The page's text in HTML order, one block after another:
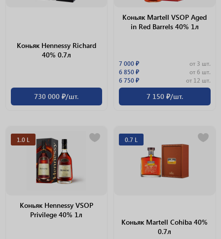
Коньяк Hennessy Richard
40% 0.7л
730 000 ₽/шт.
Коньяк Martell VSOP Aged
in Red Barrels 40% 1л
7 000 ₽
от 3 шт.
6 850 ₽
от 6 шт.
6 750 ₽
от 12 шт.
7 150 ₽/шт.
1.0 L
Коньяк Hennessy VSOP
Privilege 40% 1л
0.7 L
Коньяк Martell Cohiba 40%
0.7л